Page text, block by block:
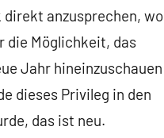
anzusprechen, wo
die Möglichkeit, das
Jahr hineinzuschauen
dieses Privileg in den
das ist neu.